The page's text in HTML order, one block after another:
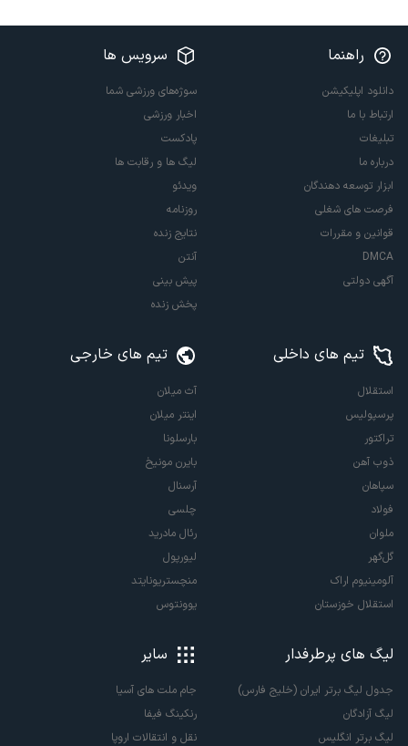
راهنما
دانلود اپلیکیشن
ارتباط با ما
تبلیغات
درباره ما
ابزار توسعه دهندگان
فرصت های شغلی
قوانین و مقررات
DMCA
آگهی دولتی
سرویس ها
سوژه‌های ورزشی شما
اخبار ورزشی
پادکست
لیگ ها و رقابت ها
ویدئو
روزنامه
نتایج زنده
آنتن
پیش بینی
پخش زنده
تیم های داخلی
استقلال
پرسپولیس
تراکتور
ذوب آهن
سپاهان
فولاد
ملوان
گل‌گهر
آلومینیوم اراک
استقلال خوزستان
تیم های خارجی
آث میلان
اینتر میلان
بارسلونا
بایرن مونیخ
آرسنال
چلسی
رئال مادرید
لیورپول
منچستریونایتد
یوونتوس
لیگ های پرطرفدار
جدول لیگ برتر ایران (خلیج فارس)
لیگ آزادگان
لیگ برتر انگلیس
سایر
جام ملت های آسیا
رنکینگ فیفا
نقل و انتقالات اروپا